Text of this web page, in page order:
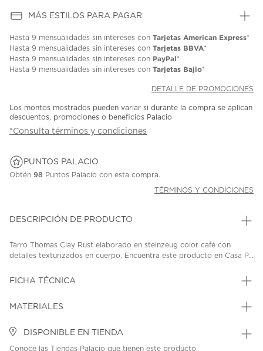
MÁS ESTILOS PARA PAGAR
Hasta 9 mensualidades sin intereses con Tarjetas American Express*
Hasta 9 mensualidades sin intereses con Tarjetas BBVA*
Hasta 9 mensualidades sin intereses con PayPal*
Hasta 9 mensualidades sin intereses con Tarjetas Bajio*
DETALLE DE PROMOCIONES
Los montos mostrados pueden variar si durante la compra se aplican
descuentos, promociones o beneficios Palacio
*Consulta términos y condiciones
PUNTOS PALACIO
Obtén 98 Puntos Palacio con esta compra.
TÉRMINOS Y CONDICIONES
DESCRIPCIÓN DE PRODUCTO
Tarro Thomas Clay Rust elaborado en steinzeug color café con
detalles texturizados en cuerpo. Encuentra este producto en Casa P...
FICHA TÉCNICA
MATERIALES
DISPONIBLE EN TIENDA
Conoce las Tiendas Palacio que tienen este producto.